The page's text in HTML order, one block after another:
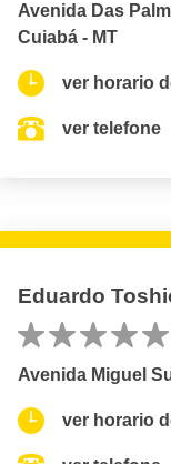
Avenida Das
Cuiabá - MT
ver horario
ver telefone
Eduardo
Avenida Miguel
ver horario